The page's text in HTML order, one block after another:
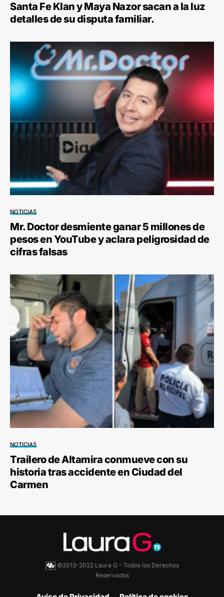
Santa Fe Klan y Maya Nazor sacan a la luz
detalles de su disputa familiar.
NOTICIAS
Mr. Doctor desmiente ganar 5 millones de
pesos en YouTube y aclara peligrosidad de
cifras falsas
NOTICIAS
Trailero de Altamira conmueve con su
historia tras accidente en Ciudad del
Carmen
©2013-2022 Laura G - Todos los Derechos
Reservados